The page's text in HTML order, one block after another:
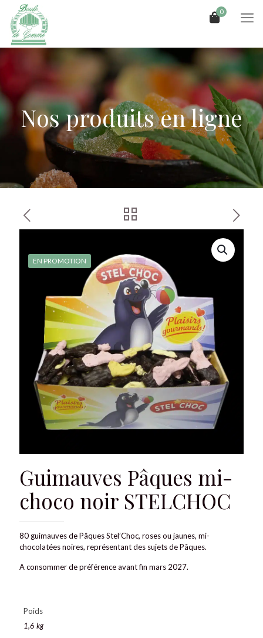
0
Nos produits en ligne
EN PROMOTION
Guimauves Pâques mi-
choco noir STELCHOC
80 guimauves de Pâques Stel’Choc, roses ou jaunes, mi-
chocolatées noires, représentant des sujets de Pâques.
A consommer de préférence avant fin mars 2027.
Poids
1,6 kg